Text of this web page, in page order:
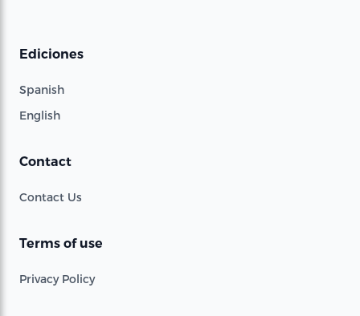
Ediciones
Spanish
English
Contact
Contact Us
Terms of use
Privacy Policy